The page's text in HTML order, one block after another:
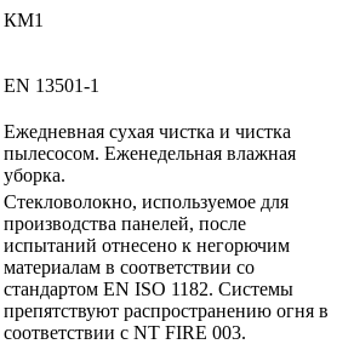
КМ1
EN 13501-1
Ежедневная сухая чистка и чистка
пылесосом. Еженедельная влажная
уборка.
Стекловолокно, используемое для
производства панелей, после
испытаний отнесено к негорючим
материалам в соответствии со
стандартом EN ISO 1182. Системы
препятствуют распространению огня в
соответствии с NT FIRE 003.